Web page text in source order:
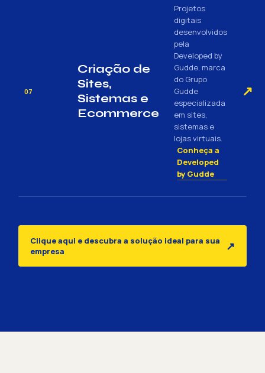
07
Criação de
Sites,
Sistemas e
Ecommerce
Projetos
digitais
desenvolvidos
pela
Developed by
Gudde, marca
do Grupo
Gudde
especializada
em sites,
sistemas e
lojas virtuais.
Conheça a
Developed
by Gudde
↗
Clique aqui e descubra a solução ideal para sua
empresa
↗